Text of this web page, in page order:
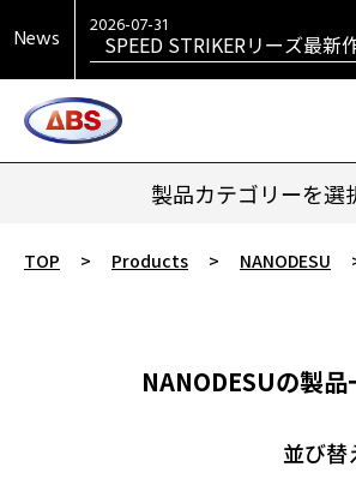
News STRIKER HYBRID発売！
2026-07-31
SIGMAシリーズ復活！
PEARL発売！
2026-07-29
大岡産業レディース ［THE
ーナメント 2026 優勝！
2026-06-30
HONEY BADGERシリーズ最新
HONEY BADGER DARKOUT発
製品カテゴリーを選
TOP > Products > NANODESU
NANODESUの製品
並び替